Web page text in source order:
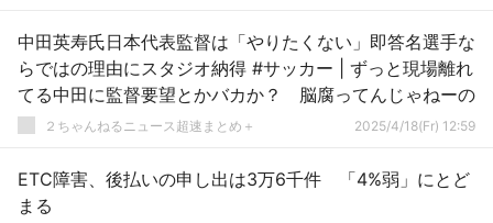
中田英寿氏日本代表監督は「やりたくない」即答名選手な
らではの理由にスタジオ納得 #サッカー | ずっと現場離れ
てる中田に監督要望とかバカか？ 脳腐ってんじゃねーの
２ちゃんねるニュース超速まとめ＋ 2025/4/18(Fr) 12:59
ETC障害、後払いの申し出は3万6千件 「4%弱」にとど
まる